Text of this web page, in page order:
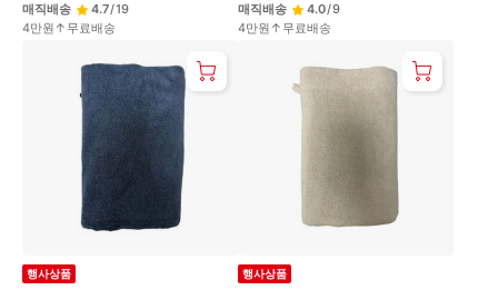
매직배송 4.7/19
4만원↑무료배송
매직배송 4.0/9
4만원↑무료배송
행사상품 행사상품